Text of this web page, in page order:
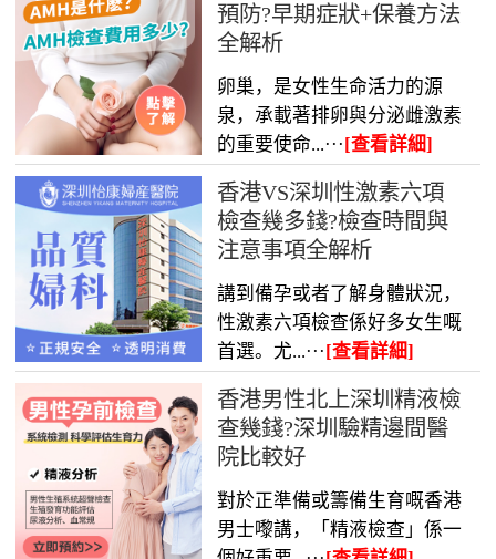
預防?早期症狀+保養方法
全解析
卵巢，是女性生命活力的源
泉，承載著排卵與分泌雌激素
的重要使命...··· [查看詳細]
香港VS深圳性激素六項
檢查幾多錢?檢查時間與
注意事項全解析
講到備孕或者了解身體狀況，
性激素六項檢查係好多女生嘅
首選。尤...··· [查看詳細]
香港男性北上深圳精液檢
查幾錢?深圳驗精邊間醫
院比較好
對於正準備或籌備生育嘅香港
男士嚟講，「精液檢查」係一